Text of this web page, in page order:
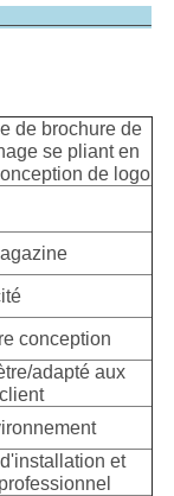
détail
de brochure de
se pliant en
de logo
conception
adapté aux
et